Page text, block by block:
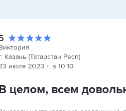
Казань (Татарстан Респ)
июля 2023 г. в 10:10
целом, всем